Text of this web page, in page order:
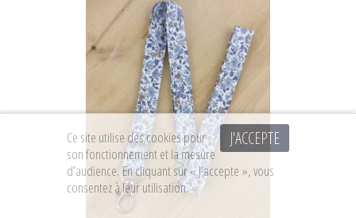
J'ACCEPTE
Ce site utilise des cookies pour
son fonctionnement et la mesure
d’audience. En cliquant sur « J’accepte », vous
consentez à leur utilisation.